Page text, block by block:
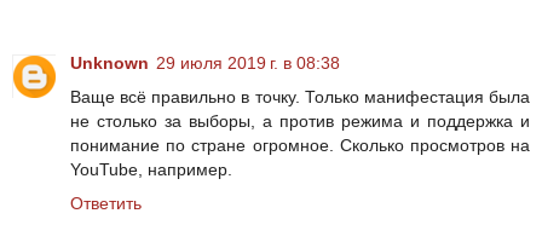
Unknown 29 июля 2019 г. в 08:38
Ваще всё правильно в точку. Только манифестация была
не столько за выборы, а против режима и поддержка и
понимание по стране огромное. Сколько просмотров на
YouTube, например.
Ответить